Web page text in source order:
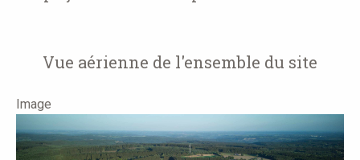
Vue aérienne de l'ensemble du site
Image